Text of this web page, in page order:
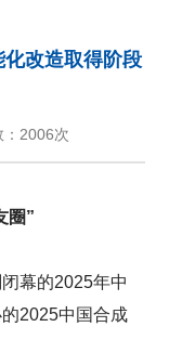
改造取得阶段
2006次
圈”
幕的2025年中
2025中国合成